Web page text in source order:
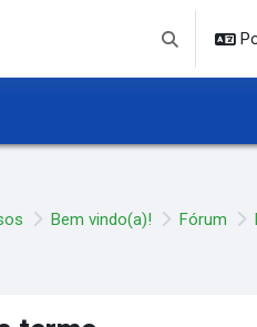
Alternar
Bem vindo(a)! Fórum